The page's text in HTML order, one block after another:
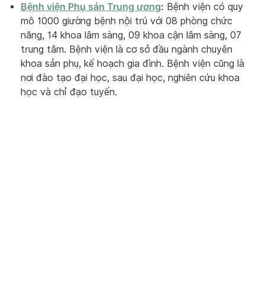
Bệnh viện Phụ sản Trung ương: Bệnh viện có quy
mô 1000 giường bệnh nội trú với 08 phòng chức
năng, 14 khoa lâm sàng, 09 khoa cận lâm sàng, 07
trung tâm. Bệnh viện là cơ sở đầu ngành chuyên
khoa sản phụ, kế hoạch gia đình. Bệnh viện cũng là
nơi đào tạo đại học, sau đại học, nghiên cứu khoa
học và chỉ đạo tuyến.